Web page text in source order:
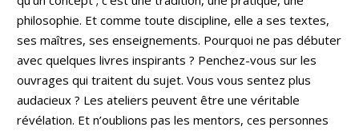
philosophie. Et comme toute discipline, elle a ses textes,
ses maîtres, ses enseignements. Pourquoi ne pas débuter
avec quelques livres inspirants ? Penchez-vous sur les
ouvrages qui traitent du sujet. Vous vous sentez plus
audacieux ? Les ateliers peuvent être une véritable
révélation. Et n’oublions pas les mentors, ces personnes